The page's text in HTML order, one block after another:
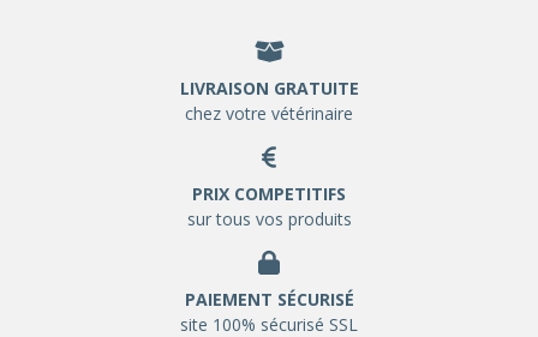
LIVRAISON GRATUITE
chez votre vétérinaire
PRIX COMPETITIFS
sur tous vos produits
PAIEMENT SÉCURISÉ
site 100% sécurisé SSL